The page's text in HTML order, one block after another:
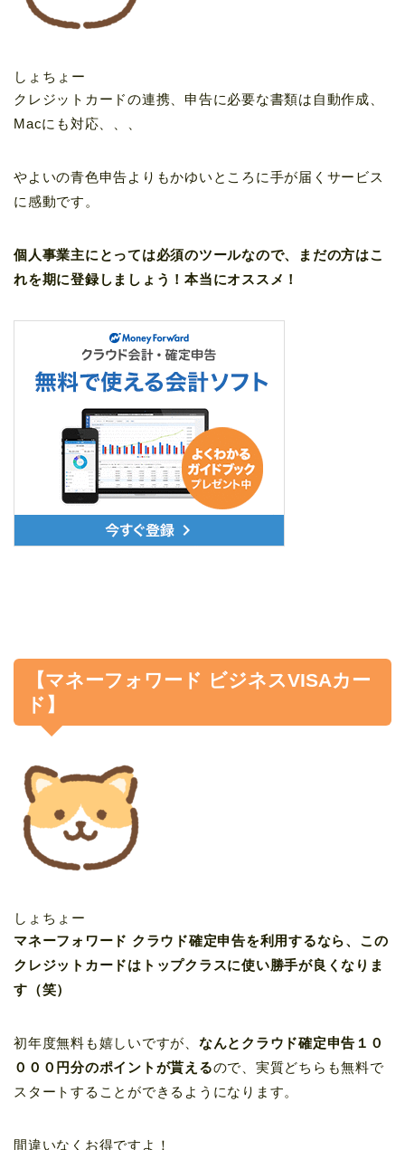
しょちょー
クレジットカードの連携、申告に必要な書類は自動作成、
Macにも対応、、、
やよいの青色申告よりもかゆいところに手が届くサービス
に感動です。
個人事業主にとっては必須のツールなので、まだの方はこ
れを期に登録しましょう！本当にオススメ！
【マネーフォワード ビジネスVISAカー
ド】
しょちょー
マネーフォワード クラウド確定申告を利用するなら、この
クレジットカードはトップクラスに使い勝手が良くなりま
す（笑）
初年度無料も嬉しいですが、 なんとクラウド確定申告１０
０００円分のポイントが貰えるので、実質どちらも無料で
スタートすることができるようになります。
間違いなくお得ですよ！